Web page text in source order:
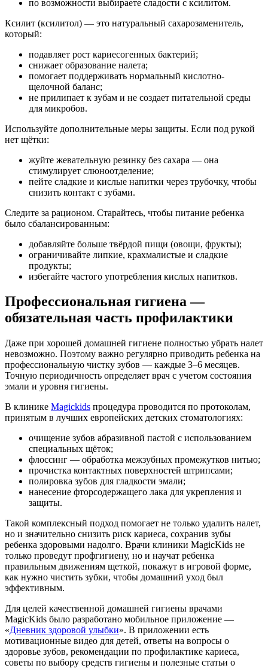
по возможности выбираете сладости с ксилитом.
Ксилит (ксилитол) — это натуральный сахарозаменитель,
который:
подавляет рост кариесогенных бактерий;
снижает образование налета;
помогает поддерживать нормальный кислотно-
щелочной баланс;
не прилипает к зубам и не создает питательной среды
для микробов.
Используйте дополнительные меры защиты. Если под рукой
нет щётки:
жуйте жевательную резинку без сахара — она
стимулирует слюноотделение;
пейте сладкие и кислые напитки через трубочку, чтобы
снизить контакт с зубами.
Следите за рационом. Старайтесь, чтобы питание ребенка
было сбалансированным:
добавляйте больше твёрдой пищи (овощи, фрукты);
ограничивайте липкие, крахмалистые и сладкие
продукты;
избегайте частого употребления кислых напитков.
Профессиональная гигиена —
обязательная часть профилактики
Даже при хорошей домашней гигиене полностью убрать налет
невозможно. Поэтому важно регулярно приводить ребенка на
профессиональную чистку зубов — каждые 3–6 месяцев.
Точную периодичность определяет врач с учетом состояния
эмали и уровня гигиены.
В клинике Magickids процедура проводится по протоколам,
принятым в лучших европейских детских стоматологиях:
очищение зубов абразивной пастой с использованием
специальных щёток;
флоссинг — обработка межзубных промежутков нитью;
прочистка контактных поверхностей штрипсами;
полировка зубов для гладкости эмали;
нанесение фторсодержащего лака для укрепления и
защиты.
Такой комплексный подход помогает не только удалить налет,
но и значительно снизить риск кариеса, сохранив зубы
ребенка здоровыми надолго. Врачи клиники MagicKids не
только проведут профгигиену, но и научат ребенка
правильным движениям щеткой, покажут в игровой форме,
как нужно чистить зубки, чтобы домашний уход был
эффективным.
Для целей качественной домашней гигиены врачами
MagicKids было разработано мобильное приложение —
«Дневник здоровой улыбки». В приложении есть
мотивационные видео для детей, ответы на вопросы о
здоровье зубов, рекомендации по профилактике кариеса,
советы по выбору средств гигиены и полезные статьи о